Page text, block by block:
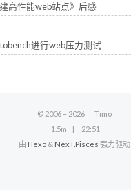
高性能web站点》后感
进行web压力测试
© 2006 – 2026
Timo
1.5m
22:51
由 Hexo & NexT.Pisces 强力驱动